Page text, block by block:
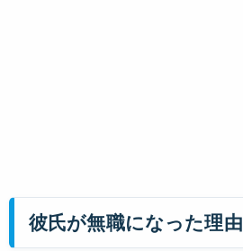
彼氏が無職になった理由